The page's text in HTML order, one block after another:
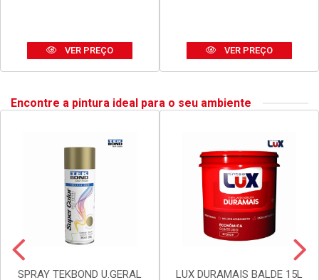
VER PREÇO VER PREÇO
Encontre a pintura ideal para o seu ambiente
SPRAY TEKBOND U.GERAL
LUX DURAMAIS BALDE 15L